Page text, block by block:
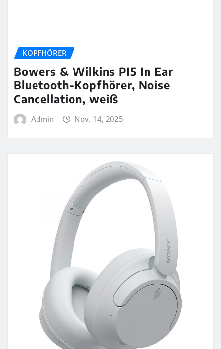
KOPFHÖRER
Bowers & Wilkins PI5 In Ear
Bluetooth-Kopfhörer, Noise
Cancellation, weiß
Admin Nov. 14, 2025